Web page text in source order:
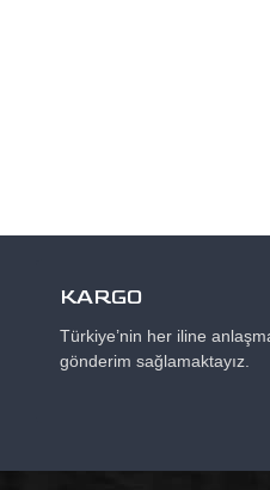
KARGO
Türkiye’nin her iline
gönderim sağlamaktayız.